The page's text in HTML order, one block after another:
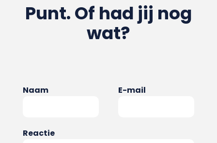
Punt. Of had jij nog
wat?
Naam E-mail
Reactie